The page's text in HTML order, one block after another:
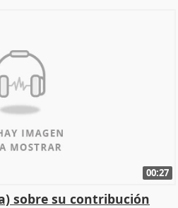
00:27
sobre su contribución